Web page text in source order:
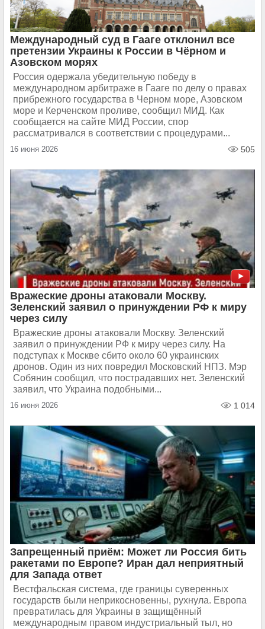
Международный суд в Гааге отклонил все
претензии Украины к России в Чёрном и
Азовском морях
Россия одержала убедительную победу в
международном арбитраже в Гааге по делу о правах
прибрежного государства в Черном море, Азовском
море и Керченском проливе, сообщил МИД. Как
сообщается на сайте МИД России, спор
рассматривался в соответствии с процедурами...
16 июня 2026 505
Вражеские дроны атаковали Москву.
Зеленский заявил о принуждении РФ к миру
через силу
Вражеские дроны атаковали Москву. Зеленский
заявил о принуждении РФ к миру через силу. На
подступах к Москве сбито около 60 украинских
дронов. Один из них повредил Московский НПЗ. Мэр
Собянин сообщил, что пострадавших нет. Зеленский
заявил, что Украина подобными...
16 июня 2026 1 014
Запрещенный приём: Может ли Россия бить
ракетами по Европе? Иран дал неприятный
для Запада ответ
Вестфальская система, где границы суверенных
государств были неприкосновенны, рухнула. Европа
превратилась для Украины в защищённый
международным правом индустриальный тыл, но